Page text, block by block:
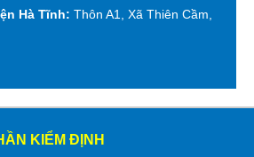
Hà Tĩnh: Thôn A1, Xã Thiên Cầm,
KIỂM ĐỊNH